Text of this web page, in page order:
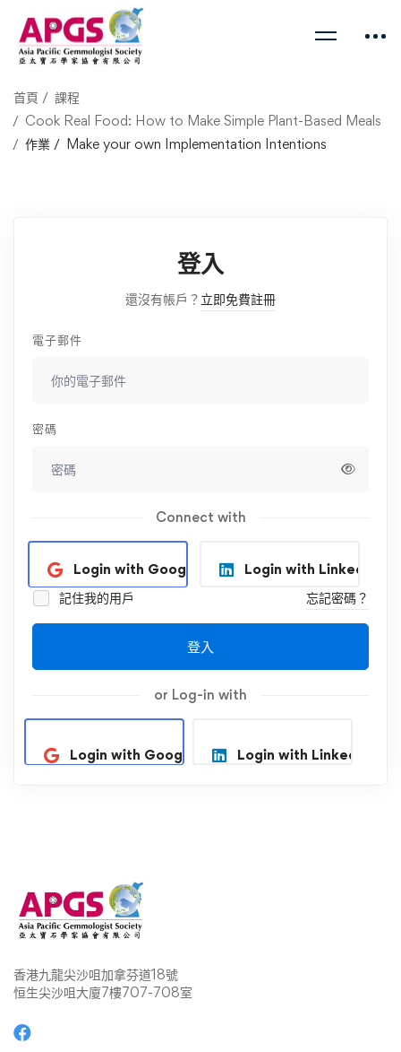
首頁
課程
Cook Real Food: How to Make Simple Plant-Based Meals
作業
Make your own Implementation Intentions
登入
還沒有帳戶？ 立即免費註冊
電子郵件
密碼
Connect with
Login with Google
Login with Linkedin
記住我的用戶
忘記密碼？
登入
or Log-in with
Login with Google Login with Linkedin
香港九龍尖沙咀加拿芬道18號
恒生尖沙咀大廈7樓707-708室